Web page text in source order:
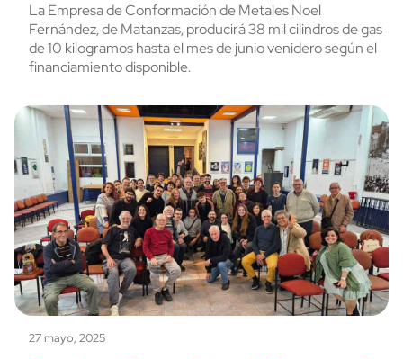
La Empresa de Conformación de Metales Noel
Fernández, de Matanzas, producirá 38 mil cilindros de gas
de 10 kilogramos hasta el mes de junio venidero según el
financiamiento disponible.
27 mayo, 2025